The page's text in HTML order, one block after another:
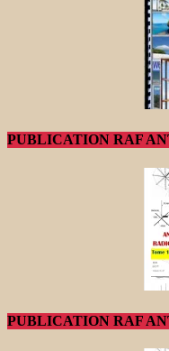
PUBLICATION RAF
PUBLICATION RAF